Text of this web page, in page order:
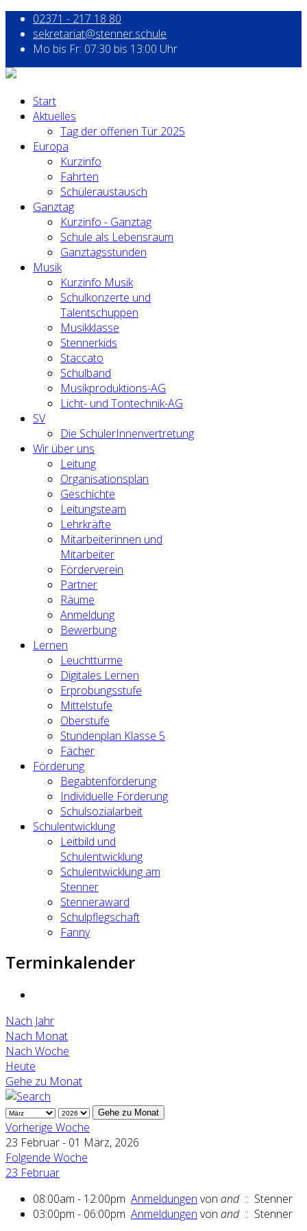
02371 - 217 18 80
sekretariat@stenner.schule
Mo bis Fr: 07:30 bis 13:00 Uhr
Start
Aktuelles
Tag der offenen Tür 2025
Europa
Kurzinfo
Fahrten
Schüleraustausch
Ganztag
Kurzinfo - Ganztag
Schule als Lebensraum
Ganztagsstunden
Musik
Kurzinfo Musik
Schulkonzerte und
Talentschuppen
Musikklasse
Stennerkids
Staccato
Schulband
Musikproduktions-AG
Licht- und Tontechnik-AG
SV
Die SchülerInnenvertretung
Wir über uns
Leitung
Organisationsplan
Geschichte
Leitungsteam
Lehrkräfte
Mitarbeiterinnen und
Mitarbeiter
Förderverein
Partner
Räume
Anmeldung
Bewerbung
Lernen
Leuchttürme
Digitales Lernen
Erprobungsstufe
Mittelstufe
Oberstufe
Stundenplan Klasse 5
Fächer
Förderung
Begabtenförderung
Individuelle Förderung
Schulsozialarbeit
Schulentwicklung
Leitbild und
Schulentwicklung
Schulentwicklung am
Stenner
Stenneraward
Schulpflegschaft
Fanny
Terminkalender
Nach Jahr
Nach Monat
Nach Woche
Heute
Gehe zu Monat
Gehe zu Monat
Vorherige Woche
23 Februar - 01 März, 2026
Folgende Woche
23 Februar
08:00am - 12:00pm Anmeldungen von and:: Stenner
03:00pm - 06:00pm Anmeldungen von and:: Stenner